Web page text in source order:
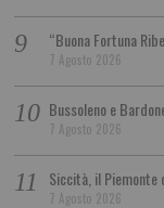
“Buona Fortuna
7 Agosto 2026
Bussoleno e
7 Agosto 2026
Siccità, il
7 Agosto 2026